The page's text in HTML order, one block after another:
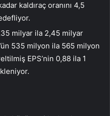
kaldıraç oranını 4,5
milyar ila 2,45 milyar
535 milyon ila 565 milyon
EPS’nin 0,88 ila 1